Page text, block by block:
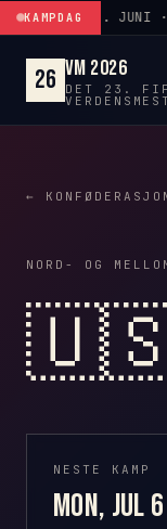
Gå til innhold
KAMPDAG 23. JUNI ·
26 VM 2026
DET 23.
←
NORD- OG
NESTE KAMP
Mon, Jul 6